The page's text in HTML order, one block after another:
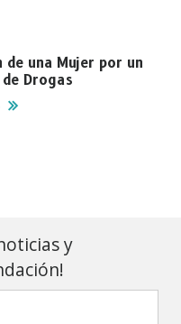
de una Mujer por un
Drogas
y